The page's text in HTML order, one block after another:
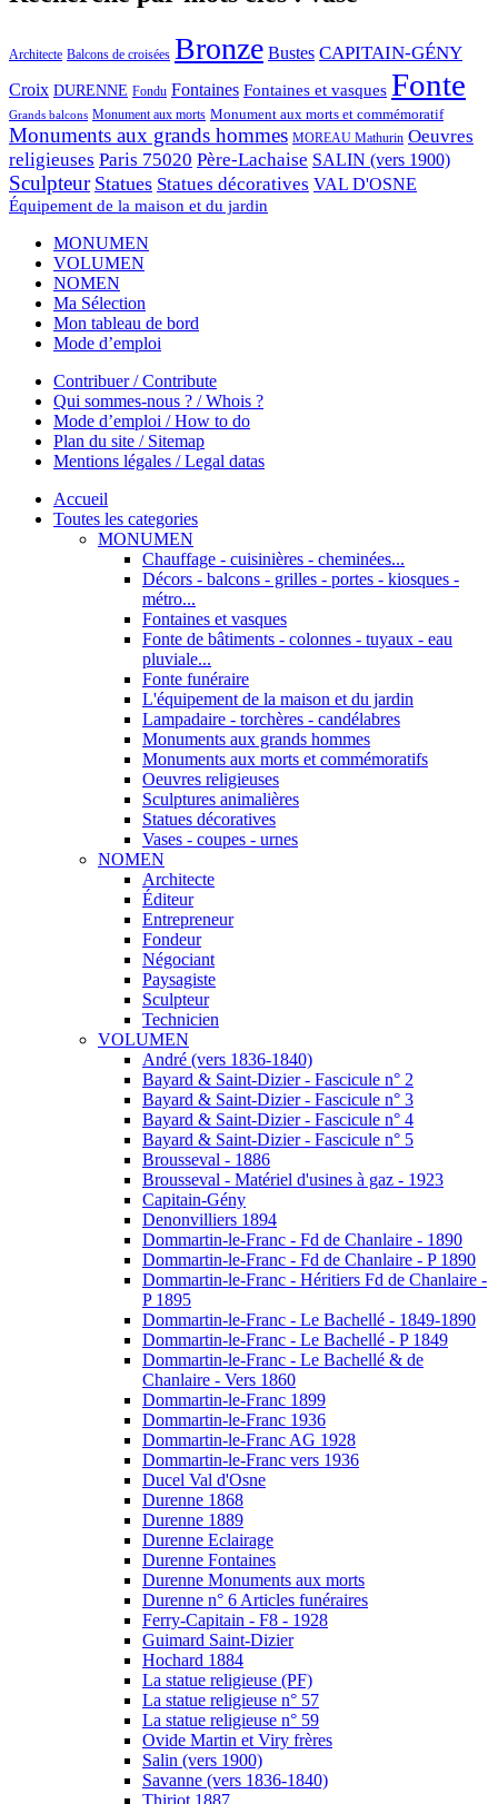
Architecte Balcons de croisées Bronze Bustes CAPITAIN-GÉNY
Croix DURENNE Fondu Fontaines Fontaines et vasques Fonte
Grands balcons Monument aux morts Monument aux morts et commémoratif
Monuments aux grands hommes MOREAU Mathurin Oeuvres
religieuses Paris 75020 Père-Lachaise SALIN (vers 1900)
Sculpteur Statues Statues décoratives VAL D'OSNE
Équipement de la maison et du jardin
MONUMEN
VOLUMEN
NOMEN
Ma Sélection
Mon tableau de bord
Mode d’emploi
Contribuer / Contribute
Qui sommes-nous ? / Whois ?
Mode d’emploi / How to do
Plan du site / Sitemap
Mentions légales / Legal datas
Accueil
Toutes les categories
MONUMEN
Chauffage - cuisinières - cheminées...
Décors - balcons - grilles - portes - kiosques -
métro...
Fontaines et vasques
Fonte de bâtiments - colonnes - tuyaux - eau
pluviale...
Fonte funéraire
L'équipement de la maison et du jardin
Lampadaire - torchères - candélabres
Monuments aux grands hommes
Monuments aux morts et commémoratifs
Oeuvres religieuses
Sculptures animalières
Statues décoratives
Vases - coupes - urnes
NOMEN
Architecte
Éditeur
Entrepreneur
Fondeur
Négociant
Paysagiste
Sculpteur
Technicien
VOLUMEN
André (vers 1836-1840)
Bayard & Saint-Dizier - Fascicule n° 2
Bayard & Saint-Dizier - Fascicule n° 3
Bayard & Saint-Dizier - Fascicule n° 4
Bayard & Saint-Dizier - Fascicule n° 5
Brousseval - 1886
Brousseval - Matériel d'usines à gaz - 1923
Capitain-Gény
Denonvilliers 1894
Dommartin-le-Franc - Fd de Chanlaire - 1890
Dommartin-le-Franc - Fd de Chanlaire - P 1890
Dommartin-le-Franc - Héritiers Fd de Chanlaire -
P 1895
Dommartin-le-Franc - Le Bachellé - 1849-1890
Dommartin-le-Franc - Le Bachellé - P 1849
Dommartin-le-Franc - Le Bachellé & de
Chanlaire - Vers 1860
Dommartin-le-Franc 1899
Dommartin-le-Franc 1936
Dommartin-le-Franc AG 1928
Dommartin-le-Franc vers 1936
Ducel Val d'Osne
Durenne 1868
Durenne 1889
Durenne Eclairage
Durenne Fontaines
Durenne Monuments aux morts
Durenne n° 6 Articles funéraires
Ferry-Capitain - F8 - 1928
Guimard Saint-Dizier
Hochard 1884
La statue religieuse (PF)
La statue religieuse n° 57
La statue religieuse n° 59
Ovide Martin et Viry frères
Salin (vers 1900)
Savanne (vers 1836-1840)
Thiriot 1887